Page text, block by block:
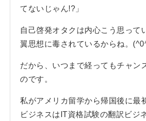
てないじゃん!?」
自己啓発オタクは内心こう思って
翼思想に毒されているからね。
だから、いつまで経ってもチャン
のです。
私がアメリカ留学から帰国後に最
ビジネスはIT資格試験の翻訳ビジ